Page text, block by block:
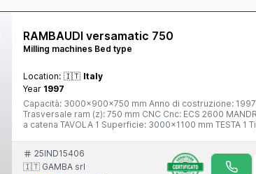
RAMBAUDI versamatic 750
Milling machines Bed type
Location: 🇮🇹 Italy
Year 1997
Capacità: 3000x900x750 mm Anno di costruzione: 1997 CAMPO DI LAVORO Longitudinale (x): 3000 mm Verticale (y): 900 mm
Trasversale ram (z): 750 mm CNC Cnc: ECS 2600 MANDRINO Velocità rotazione: 3000 Rpm Cono: ISO50 ATC Postazioni: 40 Posizione:
a catena TAVOLA 1 Superficie: 3000x1100 mm TESTA 1 Tipo: Automatica Orizzontale/Verticale Cono mandrino: ISO50 Asse a: 2x180 °
25IND15406
🇮🇹 GAMBA srl